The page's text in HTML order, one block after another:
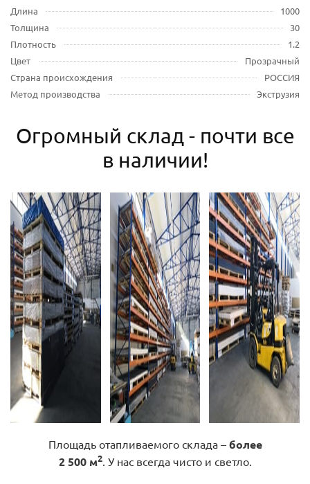
Длина
1000
Толщина
30
Плотность
1.2
Цвет
Прозрачный
Страна происхождения
РОССИЯ
Метод производства
Экструзия
Огромный склад - почти все
в наличии!
Площадь отапливаемого склада – более
2 500 м2. У нас всегда чисто и светло.